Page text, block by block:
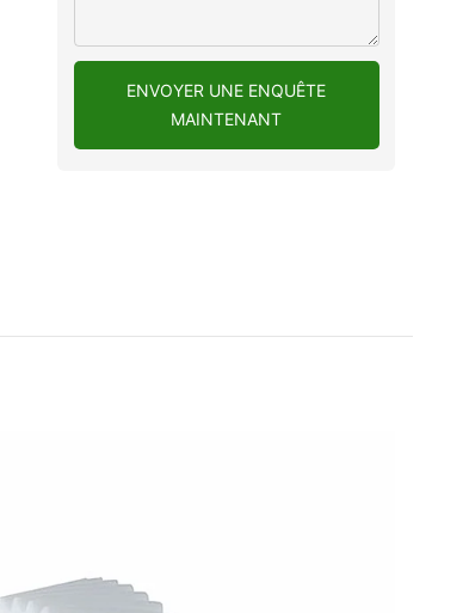
ENVOYER UNE ENQUÊTE
MAINTENANT